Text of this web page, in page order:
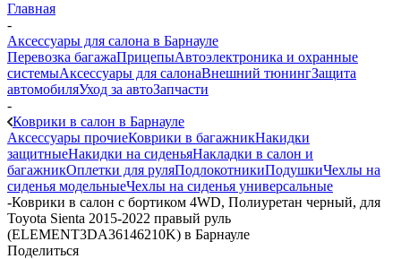
Главная
-
Аксессуары для салона в Барнауле
Перевозка багажаПрицепыАвтоэлектроника и охранные
системыАксессуары для салонаВнешний тюнингЗащита
автомобиляУход за автоЗапчасти
-
Коврики в салон в Барнауле
Аксессуары прочиеКоврики в багажникНакидки
защитныеНакидки на сиденьяНакладки в салон и
багажникОплетки для руляПодлокотникиПодушкиЧехлы на
сиденья модельныеЧехлы на сиденья универсальные
-Коврики в салон с бортиком 4WD, Полиуретан черный, для
Toyota Sienta 2015-2022 правый руль
(ELEMENT3DA36146210K) в Барнауле
Поделиться